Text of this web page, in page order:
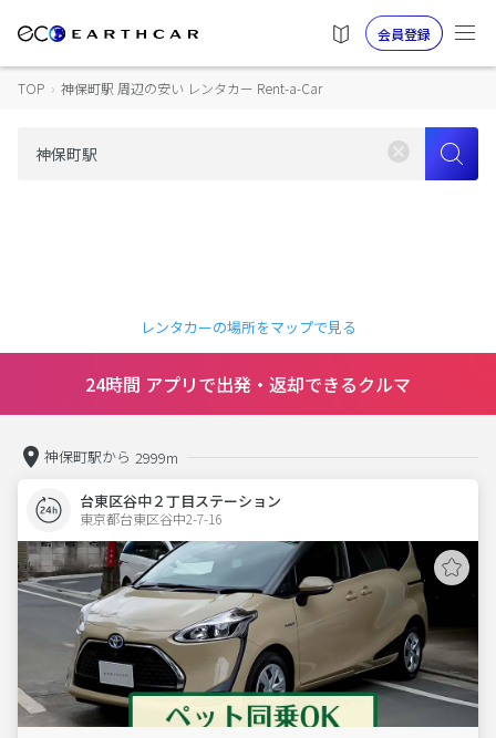
会員登録
TOP › 神保町駅 周辺の安い レンタカー Rent-a-Car
レンタカーの場所をマップで見る
24時間 アプリで出発・返却できるクルマ
神保町駅から 2999m
台東区谷中２丁目ステーション
東京都台東区谷中2-7-16